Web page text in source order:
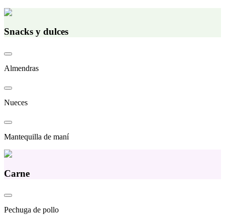
Snacks y dulces
Almendras
Nueces
Mantequilla de maní
Carne
Pechuga de pollo